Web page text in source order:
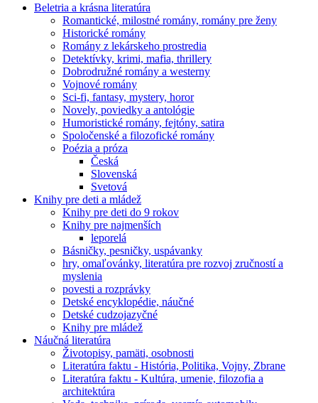
Beletria a krásna literatúra
Romantické, milostné romány, romány pre ženy
Historické romány
Romány z lekárskeho prostredia
Detektívky, krimi, mafia, thrillery
Dobrodružné romány a westerny
Vojnové romány
Sci-fi, fantasy, mystery, horor
Novely, poviedky a antológie
Humoristické romány, fejtóny, satira
Spoločenské a filozofické romány
Poézia a próza
Česká
Slovenská
Svetová
Knihy pre deti a mládež
Knihy pre deti do 9 rokov
Knihy pre najmenších
leporelá
Básničky, pesničky, uspávanky
hry, omaľovánky, literatúra pre rozvoj zručností a
myslenia
povesti a rozprávky
Detské encyklopédie, náučné
Detské cudzojazyčné
Knihy pre mládež
Náučná literatúra
Životopisy, pamäti, osobnosti
Literatúra faktu - História, Politika, Vojny, Zbrane
Literatúra faktu - Kultúra, umenie, filozofia a
architektúra